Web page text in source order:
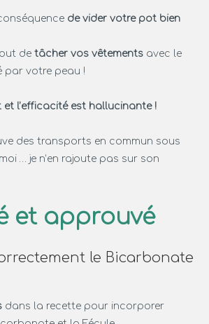
de vider votre pot bien
de tâcher vos vêtements avec le
par votre peau !
et l’efficacité est hallucinante !
des transports en commun sous
… je n’en rajoute pas sur son
et approuvé
le Bicarbonate
dans la recette pour incorporer